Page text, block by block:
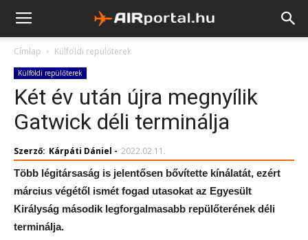
Címlap Külföldi repülőterek
Külföldi repülőterek
Két év után újra megnyílik
Gatwick déli terminálja
Szerző: Kárpáti Dániel - 2022.02.11.
Több légitársaság is jelentősen bővítette kínálatát, ezért
március végétől ismét fogad utasokat az Egyesült
Királyság második legforgalmasabb repülőterének déli
terminálja.